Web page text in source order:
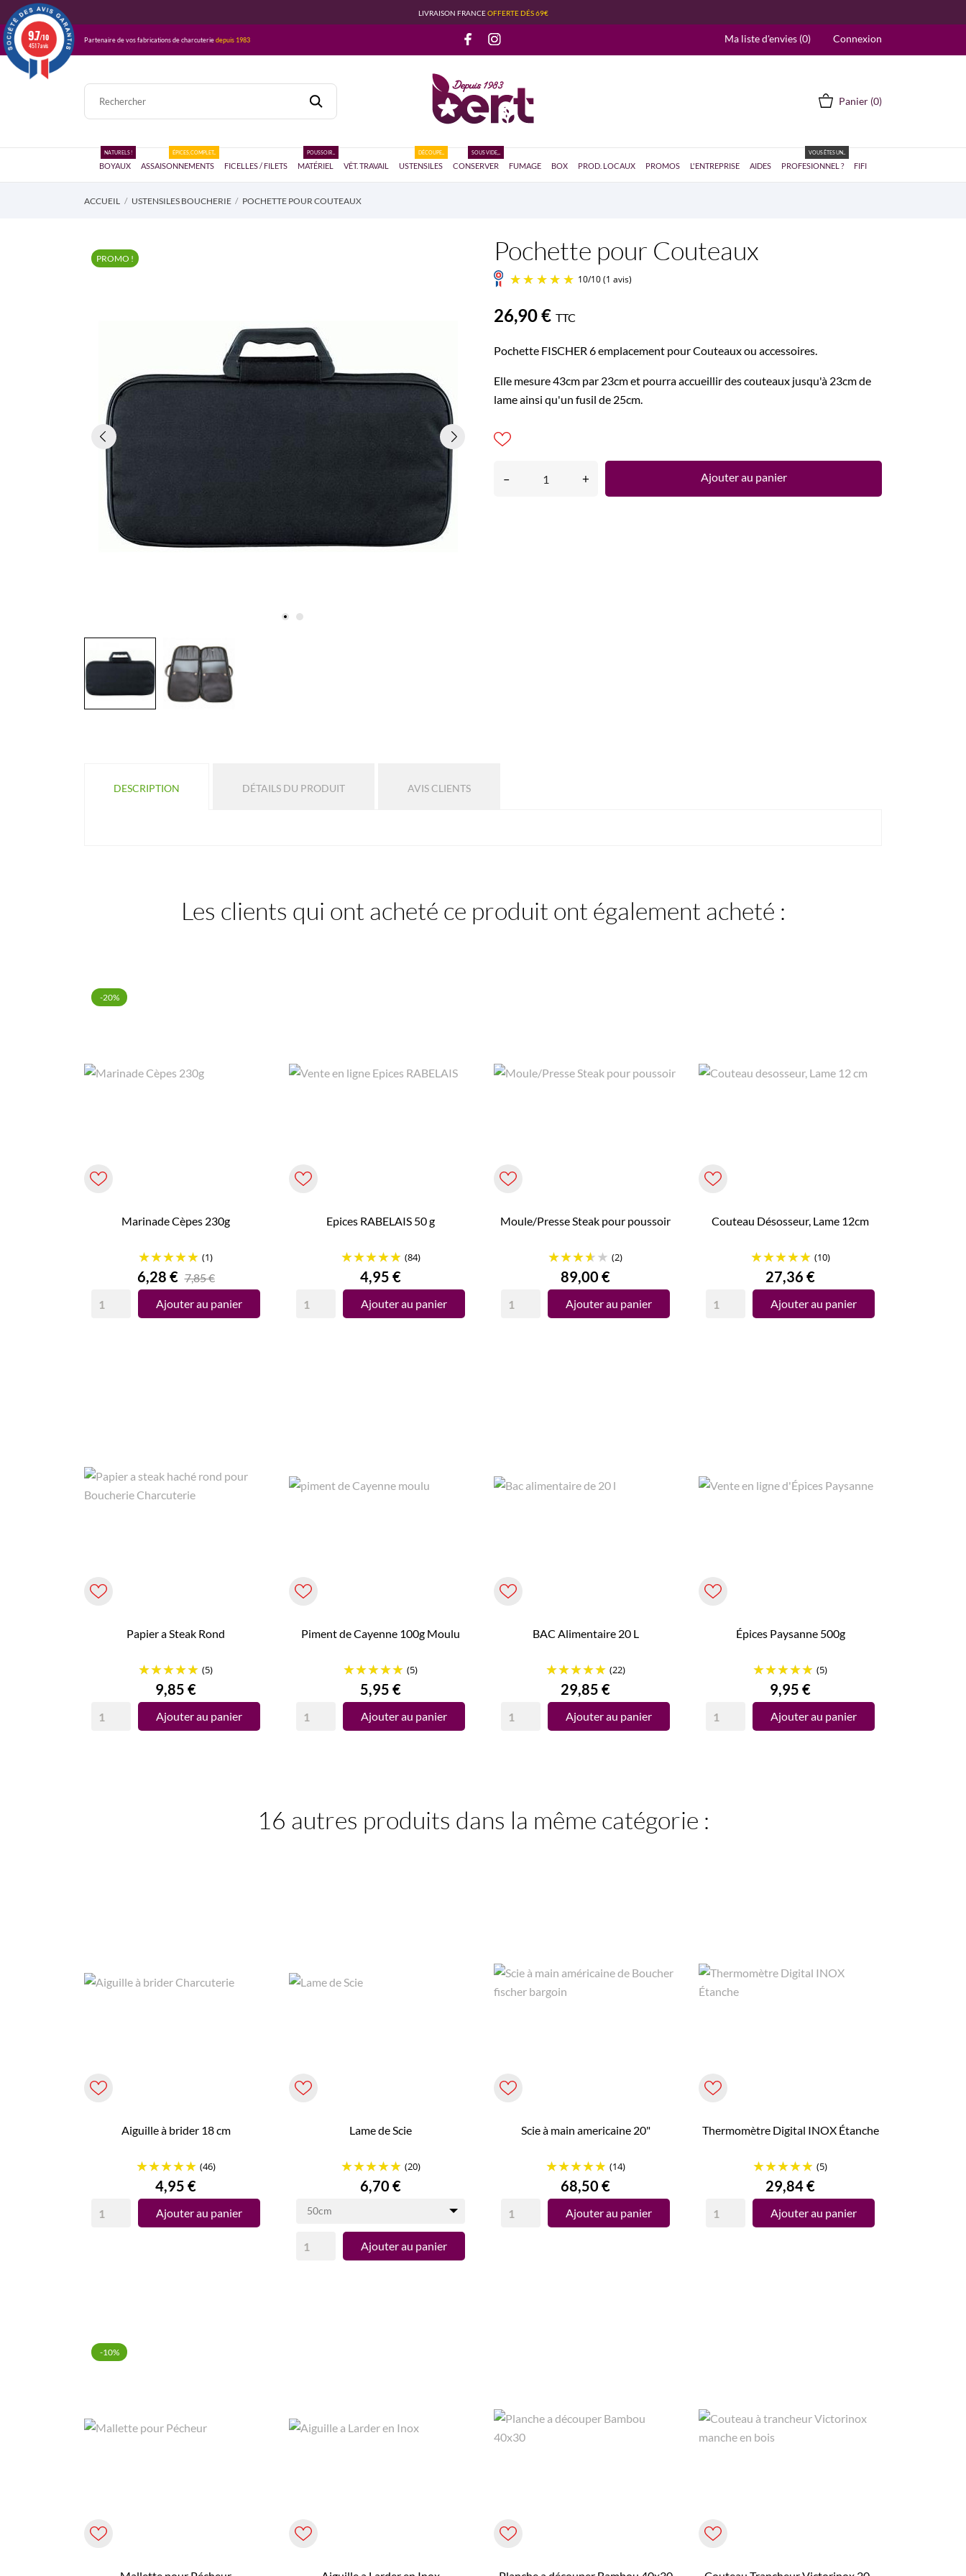
LIVRAISON FRANCEOFFERTE DÉS 69€
Partenaire de vos fabrications de charcuteriedepuis 1983 Ma liste d'envies (0) Connexion
Panier (0)
BOYAUX
NATURELS !
ASSAISONNEMENTS
ÉPICES, COMPLET...
FICELLES / FILETS MATÉRIEL
POUSSOIR...
VÊT. TRAVAIL USTENSILES
DÉCOUPE...
CONSERVER
SOUS VIDE,...
FUMAGE BOX PROD. LOCAUX PROMOS L'ENTREPRISE AIDES PROFESIONNEL ?
VOUS ÊTES UN...
FIFI
ACCUEIL USTENSILES BOUCHERIE POCHETTE POUR COUTEAUX
PROMO ! Pochette pour Couteaux
26,90 € TTC
Pochette FISCHER 6 emplacement pour Couteaux ou accessoires.
Elle mesure 43cm par 23cm et pourra accueillir des couteaux jusqu'à 23cm de
lame ainsi qu'un fusil de 25cm.
– + Ajouter au panier
DESCRIPTION DÉTAILS DU PRODUIT AVIS CLIENTS
Les clients qui ont acheté ce produit ont également acheté :
Marinade Cèpes 230g
(1)
Prix
6,28 € 7,85 €
Ajouter au panier
-20%
Epices RABELAIS 50 g
(84)
Prix
4,95 €
Ajouter au panier
Moule/Presse Steak pour poussoir
(2)
Prix
89,00 €
Ajouter au panier
Couteau Désosseur, Lame 12cm
(10)
Prix
27,36 €
Ajouter au panier
Papier a Steak Rond
(5)
Prix
9,85 €
Ajouter au panier
Piment de Cayenne 100g Moulu
(5)
Prix
5,95 €
Ajouter au panier
BAC Alimentaire 20 L
(22)
Prix
29,85 €
Ajouter au panier
Épices Paysanne 500g
(5)
Prix
9,95 €
Ajouter au panier
16 autres produits dans la même catégorie :
Aiguille à brider 18 cm
(46)
Prix
4,95 €
Ajouter au panier
Lame de Scie
(20)
Prix
6,70 €
50cm
Ajouter au panier
Scie à main americaine 20"
(14)
Prix
68,50 €
Ajouter au panier
Thermomètre Digital INOX Étanche
(5)
Prix
29,84 €
Ajouter au panier
-10%
9.7/10
4517 avis